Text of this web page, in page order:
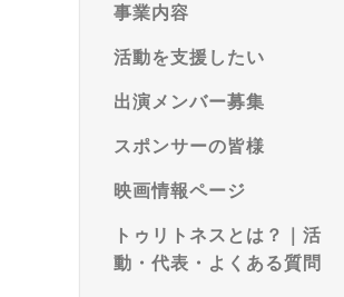
事業内容
活動を支援したい
出演メンバー募集
スポンサーの皆様
映画情報ページ
トゥリトネスとは？｜活
動・代表・よくある質問